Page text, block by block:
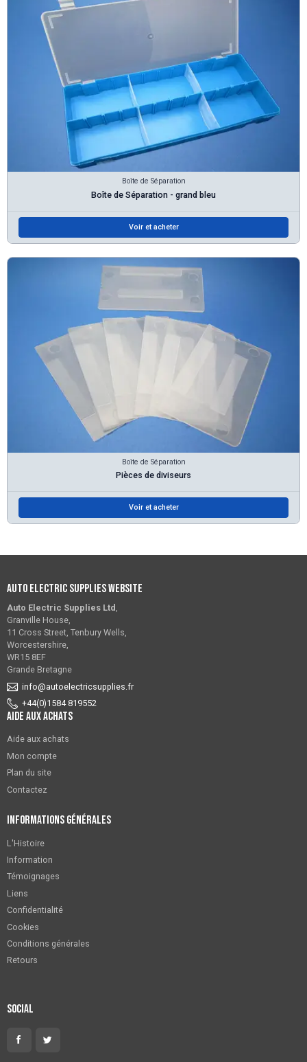
Boîte de Séparation
Boîte de Séparation - grand bleu
Voir et acheter
Boîte de Séparation
Pièces de diviseurs
Voir et acheter
Auto Electric Supplies Website
Auto Electric Supplies Ltd ,
Granville House,
11 Cross Street, Tenbury Wells,
Worcestershire,
WR15 8EF
Grande Bretagne
info@autoelectricsupplies.fr
+44(0)1584 819552
Aide aux achats
Aide aux achats
Mon compte
Plan du site
Contactez
Informations générales
L'Histoire
Information
Témoignages
Liens
Confidentialité
Cookies
Conditions générales
Retours
Social